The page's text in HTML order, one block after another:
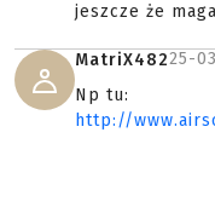
jeszcze że
MatriX48225-
Np tu:
http://